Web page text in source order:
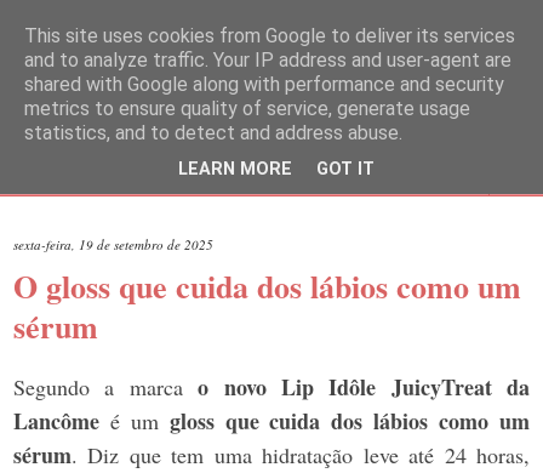
sexta-feira, 19 de setembro de 2025
O gloss que cuida dos lábios como um
sérum
Segundo a marcao novo Lip Idôle JuicyTreat da
Lancôme é um gloss que cuida dos lábios como um
sérum. Diz que tem uma hidratação leve até 24 horas,
This site uses cookies from Google to deliver its services
and to analyze traffic. Your IP address and user-agent are
shared with Google along with performance and security
metrics to ensure quality of service, generate usage
statistics, and to detect and address abuse.
LEARN MORE GOT IT